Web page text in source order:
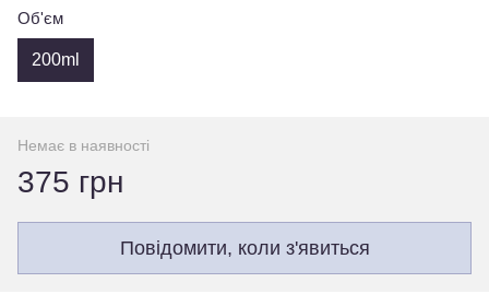
Об'єм
200ml
Немає в наявності
375 грн
Повідомити, коли з'явиться